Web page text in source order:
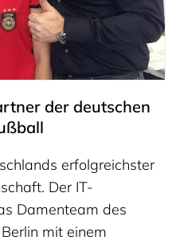
der deutschen
erfolgreichster
Der IT-
Damenteam des
mit einem